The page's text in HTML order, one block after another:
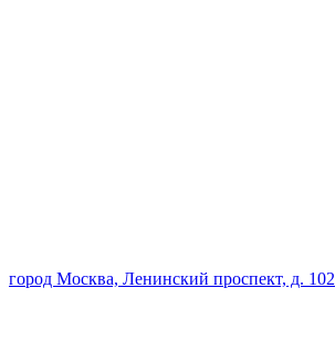
город Москва, Ленинский проспект, д. 102